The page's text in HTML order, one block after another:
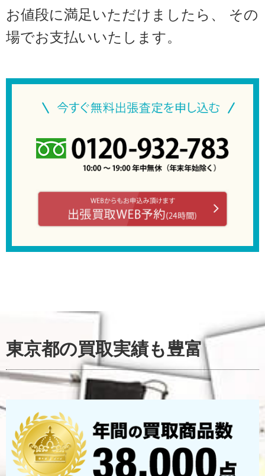
お値段に満足いただけましたら、 その
場でお支払いいたします。
東京都の買取実績も豊富